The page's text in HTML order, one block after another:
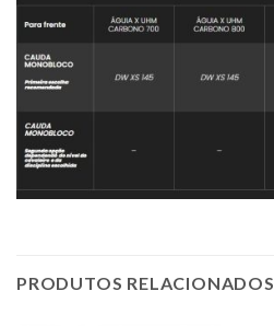
PRODUTOS RELACIONADOS